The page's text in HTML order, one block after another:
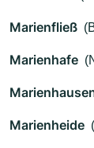
Marienfließ
Marienhafe
Marienheide